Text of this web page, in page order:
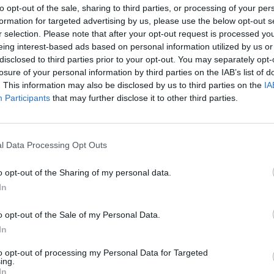
opt-out of the sale, sharing to third parties, or processing of your
for targeted advertising by us, please use the below opt-out
selection. Please note that after your opt-out request is processed
interest-based ads based on personal information utilized by us
to third parties prior to your opt-out. You may separately
of your personal information by third parties on the IAB’s list of
This information may also be disclosed by us to third parties on the
Participants that may further disclose it to other third parties.
Data Processing Opt Outs
opt-out of the Sharing of my personal data.
opt-out of the Sale of my Personal Data.
opt-out of processing my Personal Data for Targeted
pasimatymai" (18) (First
Dates VI)
13:00"Turtuolė
varguolė" (5) (Panianka
- Selianka V)
14:00"Meilės spąstai"
(7) (Love Trap (Afili
Ask))
16:30"Mano
Mantas Bružas, Eglė
pasimatymai" (19) (First
Dates VI)
13:00 "Turtuolė
varguolė" (6) (Panianka
- Selianka V)
14:00 "Meilės spąstai"
(8) (Love Trap (Afili
Ask))
16:30"Mano
Mantas Bružas, Eglė